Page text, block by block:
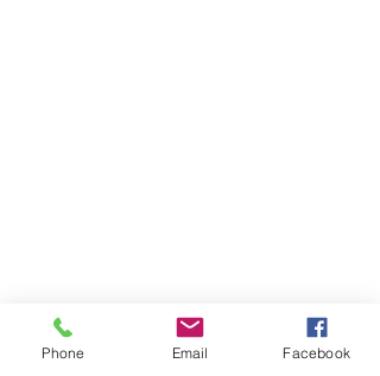
Phone Email Facebook